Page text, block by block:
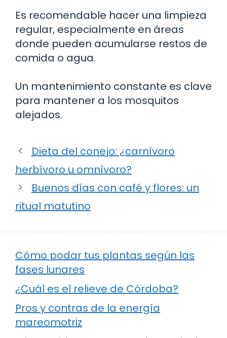
Es recomendable hacer una limpieza
regular, especialmente en áreas
donde pueden acumularse restos de
comida o agua.
Un mantenimiento constante es clave
para mantener a los mosquitos
alejados.
Dieta del conejo: ¿carnívoro
herbívoro u omnívoro?
Buenos días con café y flores: un
ritual matutino
Cómo podar tus plantas según las
fases lunares
¿Cuál es el relieve de Córdoba?
Pros y contras de la energía
mareomotriz